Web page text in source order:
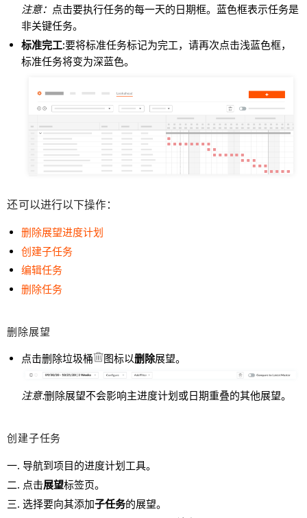
注意： 点击要执行任务的每一天的日期框。蓝色框表示任务是
非关键任务。
标准完工:要将标准任务标记为完工，请再次点击浅蓝色框，
标准任务将变为深蓝色。
还可以进行以下操作 ：
删除展望进度计划
创建子任务
编辑任务
删除任务
删除展望
点击删除垃圾桶 图标以删除展望。
注意:删除展望不会影响主进度计划或日期重叠的其他展望。
创建子任务
导航到项目的进度计划工具。
点击展望标签页。
选择要向其添加子任务的展望。